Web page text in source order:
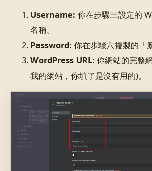
Username: 你在步驟三設定的
名稱。
Password: 你在步驟六複製的「
WordPress URL: 你網站的完整
我的網站，你填了是沒有用的)。